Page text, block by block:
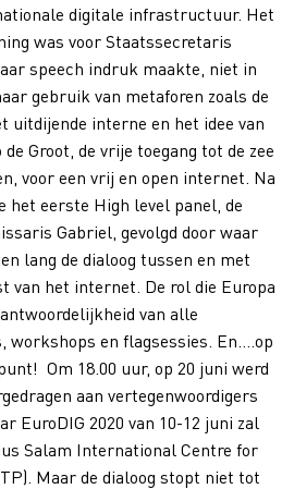
digitale infrastructuur. Het
was voor Staatssecretaris
speech indruk maakte, niet in
gebruik van metaforen zoals de
uitdijende interne en het idee van
Groot, de vrije toegang tot de zee
voor een vrij en open internet. Na
eerste High level panel, de
Gabriel, gevolgd door waar
lang de dialoog tussen en met
van het internet. De rol die Europa
van alle
workshops en flagsessies. En….op
Om 18.00 uur, op 20 juni werd
aan vertegenwoordigers
EuroDIG 2020 van 10-12 juni zal
Salam International Centre for
Maar de dialoog stopt niet tot